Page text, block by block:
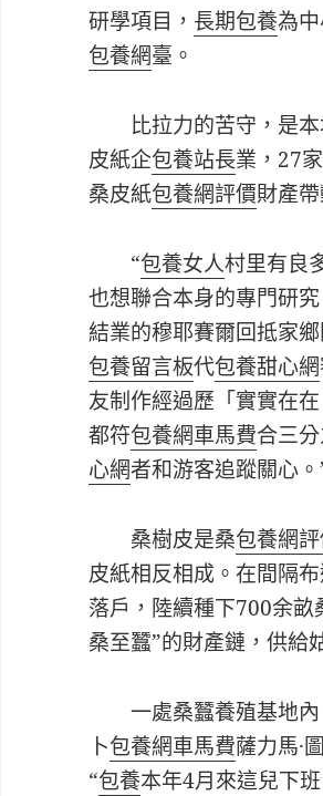
研學項目， 長期包養為
包養網臺。
比拉力的苦守，是
皮紙企包養站長業，27
桑皮紙包養網評價財產
“包養女人村里有良
也想聯合本身的專門研
結業的穆耶賽爾回抵家
包養留言板代包養甜心網
友制作經過歷「實實在
都符包養網車馬費合三
心網者和游客追蹤關心。
桑樹皮是桑包養網
皮紙相反相成。在間隔
落戶，陸續種下700余畝
桑至蠶”的財產鏈，供給
一處桑蠶養殖基地
卜包養網車馬費薩力馬·
“包養本年4月來這兒下